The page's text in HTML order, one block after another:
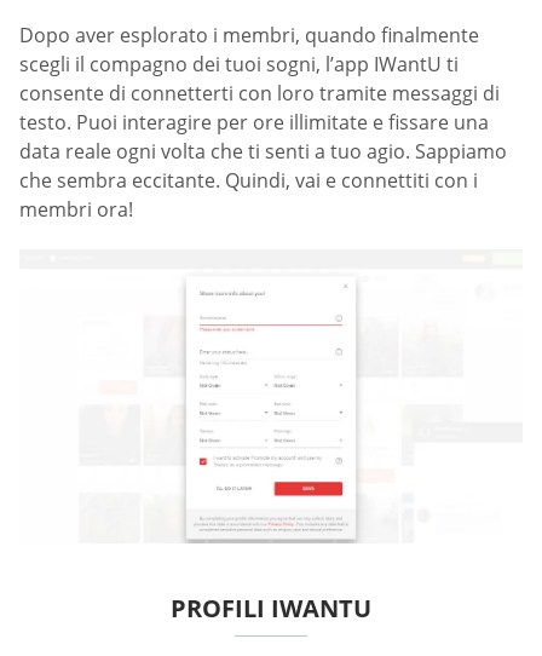
Dopo aver esplorato i membri, quando finalmente
scegli il compagno dei tuoi sogni, l’app IWantU ti
consente di connetterti con loro tramite messaggi di
testo. Puoi interagire per ore illimitate e fissare una
data reale ogni volta che ti senti a tuo agio. Sappiamo
che sembra eccitante. Quindi, vai e connettiti con i
membri ora!
PROFILI IWANTU